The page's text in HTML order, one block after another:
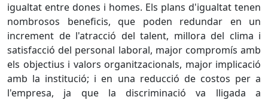
igualtat entre dones i homes. Els plans d'igualtat tenen
nombrosos beneficis, que poden redundar en un
increment de l'atracció del talent, millora del clima i
satisfacció del personal laboral, major compromís amb
els objectius i valors organitzacionals, major implicació
amb la institució; i en una reducció de costos per a
l'empresa, ja que la discriminació va lligada a